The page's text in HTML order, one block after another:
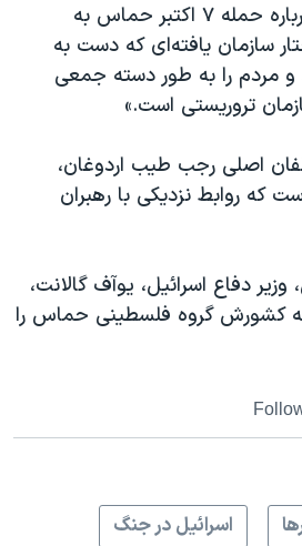
او در ادامه سخنانش درباره حمله ۷ اکتبر حماس به
سازمان یافته‌ای که دست به
و مردم را به طور دسته جمعی
تروریستی است.»
اصلی رجب طیب اردوغان،
که روابط نزدیکی با رهبران
وزیر دفاع اسرائيل، یوآف گالانت،
کشورش گروه فلسطینی حماس را
اسرائیل در جنگ